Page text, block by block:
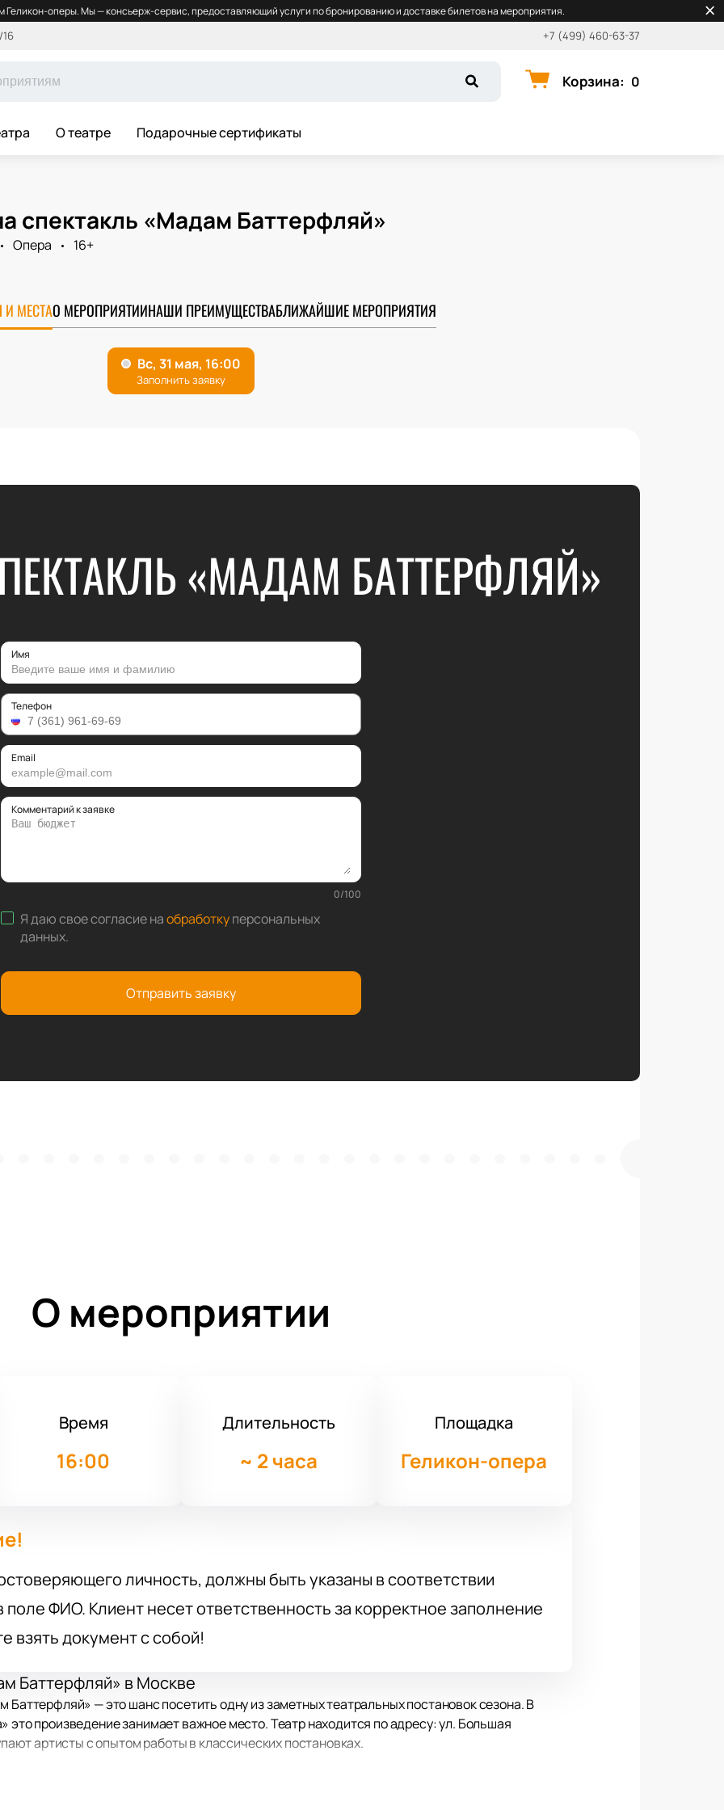
оперы. Мы — консьерж-сервис, предоставляющий услуги по бронированию и доставке билетов на мероприятия.
+7 (499) 460-63-37
Корзина: 0
О театре Подарочные сертификаты
спектакль «Мадам Баттерфляй»
Опера 16+
МЕСТАО МЕРОПРИЯТИИНАШИ ПРЕИМУЩЕСТВАБЛИЖАЙШИЕ МЕРОПРИЯТИЯ
«МАДАМ БАТТЕРФЛЯЙ»
Имя
Телефон
Email
Комментарий к заявке
0/100
Я даю свое согласие наобработкуперсональных
данных.
Отправить заявку
О мероприятии
Время
16:00
Длительность
~ 2 часа
Площадка
Геликон-опера
личность, должны быть указаны в соответствии
ФИО. Клиент несет ответственность за корректное заполнение
взять документ с собой!
Баттерфляй» в Москве
Баттерфляй» — это шанс посетить одну из заметных театральных постановок сезона. В
это произведение занимает важное место. Театр находится по адресу: ул. Большая
артисты с опытом работы в классических постановках.